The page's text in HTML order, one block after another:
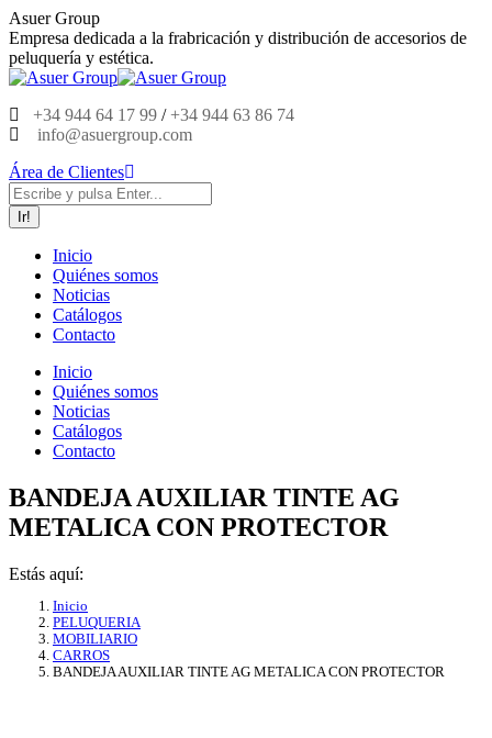
Saltar
al
contenido
Asuer Group
Empresa dedicada a la frabricación y distribución de accesorios de
peluquería y estética.
+34 944 64 17 99 /+34 944 63 86 74
info@asuergroup.com
Área de Clientes
Buscar:
Inicio
Quiénes somos
Noticias
Catálogos
Contacto
Inicio
Quiénes somos
Noticias
Catálogos
Contacto
BANDEJA AUXILIAR TINTE AG
METALICA CON PROTECTOR
Estás aquí:
Inicio
PELUQUERIA
MOBILIARIO
CARROS
BANDEJA AUXILIAR TINTE AG METALICA CON PROTECTOR